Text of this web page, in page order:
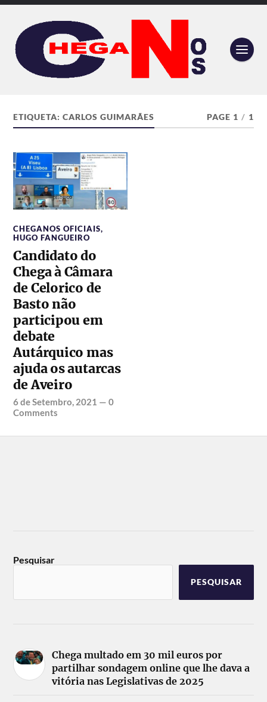
ETIQUETA:CARLOS GUIMARÃES PAGE 1 / 1
CHEGANOS OFICIAIS,
HUGO FANGUEIRO
Candidato do
Chega à Câmara
de Celorico de
Basto não
participou em
debate
Autárquico mas
ajuda os autarcas
de Aveiro
6 de Setembro, 2021 —0
Comments
Pesquisar
PESQUISAR
Chega multado em 30 mil euros por
partilhar sondagem online que lhe dava a
vitória nas Legislativas de 2025